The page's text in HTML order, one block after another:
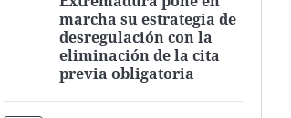
marcha su estrategia de
desregulación con la
eliminación de la cita
previa obligatoria